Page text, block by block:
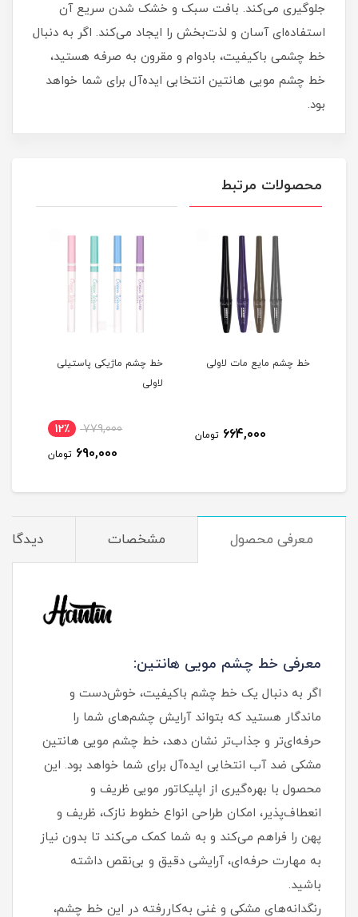
جلوگیری می‌کند. بافت سبک و خشک شدن سریع آن
استفاده‌ای آسان و لذت‌بخش را ایجاد می‌کند. اگر به دنبال
خط چشمی باکیفیت، بادوام و مقرون‌ به‌ صرفه هستید،
خط چشم مویی هانتین انتخابی ایده‌آل برای شما خواهد
بود.
محصولات مرتبط
خط چشم مایع مات لاولی
664,000 تومان
خط چشم ماژیکی پاستیلی
لاولی
779,000 12٪
690,000 تومان
معرفی محصول مشخصات
معرفی خط چشم مویی هانتین:
اگر به دنبال یک خط چشم باکیفیت، خوش‌دست و
ماندگار هستید که بتواند آرایش چشم‌های شما را
حرفه‌ای‌تر و جذاب‌تر نشان دهد، خط چشم مویی هانتین
مشکی ضد آب انتخابی ایده‌آل برای شما خواهد بود. این
محصول با بهره‌گیری از اپلیکاتور مویی ظریف و
انعطاف‌پذیر، امکان طراحی انواع خطوط نازک، ظریف و
پهن را فراهم می‌کند و به شما کمک می‌کند تا بدون نیاز
به مهارت حرفه‌ای، آرایشی دقیق و بی‌نقص داشته
باشید.
رنگدانه‌های مشکی و غنی به‌کاررفته در این خط چشم،